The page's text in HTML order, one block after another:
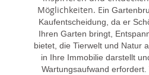
Möglichkeiten. Ein
Kaufentscheidung, da er
Ihren Garten bringt,
bietet, die Tierwelt und Natur
in Ihre Immobilie darstellt
Wartungsaufwand